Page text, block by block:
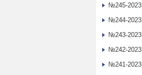
№245-2023
№244-2023
№243-2023
№242-2023
№241-2023